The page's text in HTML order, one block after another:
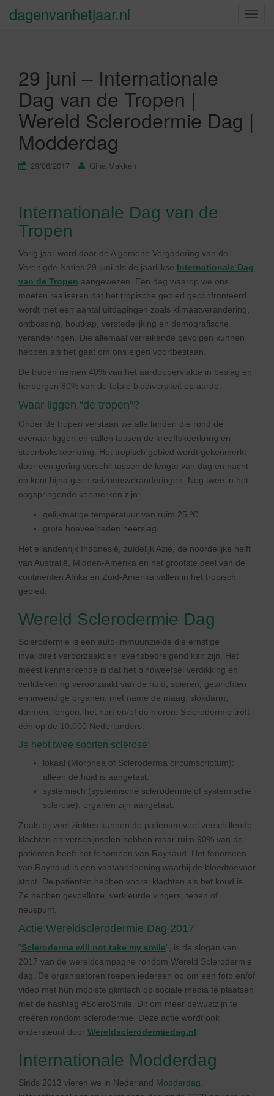
S
n
dagenvanhetjaar.nl
29 juni – Internationale
Dag van de Tropen |
Wereld Sclerodermie Dag |
Modderdag
29/06/2017 Gina Makken
Internationale Dag van de
Tropen
Vorig jaar werd door de Algemene Vergadering van de
Verenigde Naties 29 juni als de jaarlijkse Internationale Dag
van de Tropen aangewezen. Een dag waarop we ons
moeten realiseren dat het tropische gebied geconfronteerd
wordt met een aantal uitdagingen zoals klimaatverandering,
ontbossing, houtkap, verstedelijking en demografische
veranderingen. Die allemaal verreikende gevolgen kunnen
hebben als het gaat om ons eigen voortbestaan.
De tropen nemen 40% van het aardoppervlakte in beslag en
herbergen 80% van de totale biodiversiteit op aarde.
Waar liggen “de tropen”?
Onder de tropen verstaan we alle landen die rond de
evenaar liggen en vallen tussen de kreeftskeerkring en
steenbokskeerkring. Het tropisch gebied wordt gekenmerkt
door een gering verschil tussen de lengte van dag en nacht
en kent bijna geen seizoensveranderingen. Nog twee in het
oogspringende kenmerken zijn:
gelijkmatige temperatuur van ruim 25 ºC
grote hoeveelheden neerslag
Het eilandenrijk Indonesië, zuidelijk Azië, de noordelijke helft
van Australië, Midden-Amerika en het grootste deel van de
continenten Afrika en Zuid-Amerika vallen in het tropisch
gebied.
Wereld Sclerodermie Dag
Sclerodermie is een auto-immuunziekte die ernstige
invaliditeit veroorzaakt en levensbedreigend kan zijn. Het
meest kenmerkende is dat het bindweefsel verdikking en
verlittekening veroorzaakt van de huid, spieren, gewrichten
en inwendige organen; met name de maag, slokdarm,
darmen, longen, het hart en/of de nieren. Sclerodermie treft
één op de 10.000 Nederlanders.
Je hebt twee soorten sclerose:
lokaal (Morphea of Scleroderma circumscriptum):
alleen de huid is aangetast.
systemisch (systemische sclerodermie of systemische
sclerose): organen zijn aangetast.
Zoals bij veel ziektes kunnen de patiënten veel verschillende
klachten en verschijnselen hebben maar ruim 90% van de
patiënten heeft het fenomeen van Raynaud. Het fenomeen
van Raynaud is een vaataandoening waarbij de bloedtoevoer
stopt. De patiënten hebben vooral klachten als het koud is.
Ze hebben gevoelloze, verkleurde vingers, tenen of
neuspunt.
Actie Wereldsclerodermie Dag 2017
“Scleroderma will not take my smile”, is de slogan van
2017 van de wereldcampagne rondom Wereld Sclerodermie
dag. De organisatoren roepen iedereen op om een foto en/of
video met hun mooiste glimlach op sociale media te plaatsen
met de hashtag #ScleroSmile. Dit om meer bewustzijn te
creëren rondom sclerodermie. Deze actie wordt ook
ondersteunt door Wereldsclerodermiedag.nl
Internationale Modderdag
Sinds 2013 vieren we in Nederland Modderdag